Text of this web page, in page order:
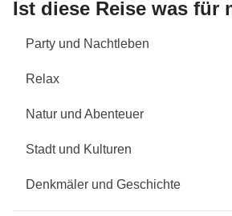
Ist diese Reise was für
Party und Nachtleben
Relax
Natur und Abenteuer
Stadt und Kulturen
Denkmäler und Geschichte